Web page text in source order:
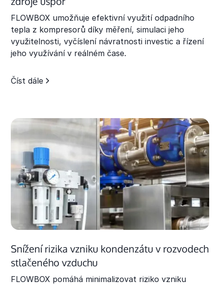
FLOWBOX umožňuje efektivní využití odpadního
tepla z kompresorů díky měření, simulaci jeho
využitelnosti, vyčíslení návratnosti investic a řízení
jeho využívání v reálném čase.
Číst dále
Snížení rizika vzniku kondenzátu v rozvodech
stlačeného vzduchu
FLOWBOX pomáhá minimalizovat riziko vzniku